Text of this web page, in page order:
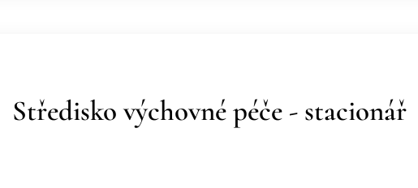
Středisko výchovné péče - stacionář